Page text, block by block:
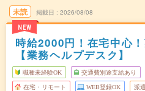
未読
NEW
掲載日 2026/08/08
時給2000円！在宅中心
【業務ヘルプデスク】
職種未経験OK 交通費別途支給あり
在宅・リモート WEB登録OK 派遣